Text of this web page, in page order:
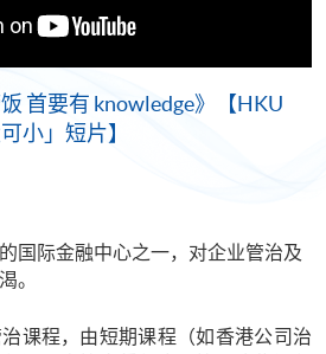
首要有 knowledge》【HKU
小」短片】
国际金融中心之一，对企业管治及
。
课程，由短期课程（如香港公司治